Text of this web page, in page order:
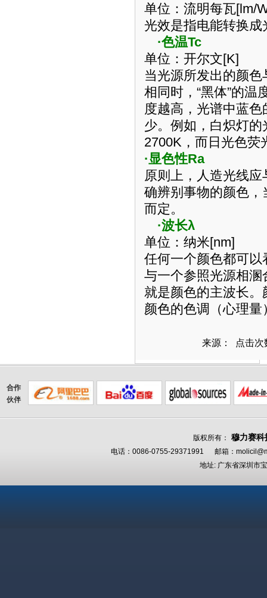
单位：流明每瓦[lm/
光效是指电能转换成
·色温Tc
单位：开尔文[K]
当光源所发出的颜色
相同时，“黑体”的温
度越高，光谱中蓝
少。例如，白炽灯
2700K ，而日光色
·显色性Ra
原则上，人造光线
确辨别事物的颜色
而定。
·波长λ
单位：纳米[nm]
任何一个颜色都可
与一个参照光源相
就是颜色的主波长
颜色的色调（心理量
来源： 点击
合作
伙伴
版权所有： 穆力赛
电话：0086-0755-29371991 邮箱：
地址: 广东省深圳市